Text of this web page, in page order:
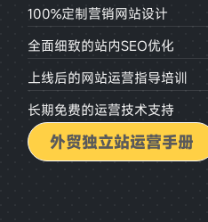
100%定制营销网站设计
全面细致的站内SEO优化
上线后的网站运营指导培训
长期免费的运营技术支持
外贸独立站运营手册